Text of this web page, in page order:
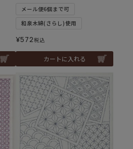
メール便6個まで可
和泉木綿(さらし)使用
¥572税込
カートに入れる